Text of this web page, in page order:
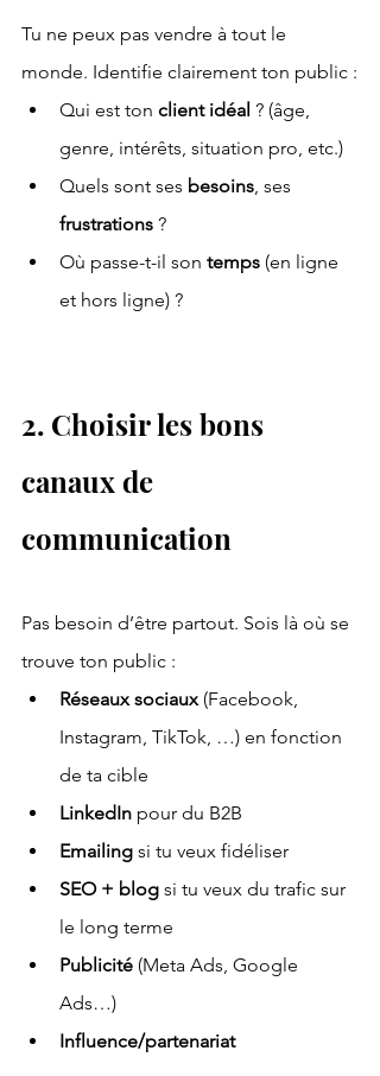
Tu ne peux pas vendre à tout le
monde. Identifie clairement ton public :
Qui est ton client idéal ? (âge,
genre, intérêts, situation pro, etc.)
Quels sont ses besoins, ses
frustrations ?
Où passe-t-il son temps (en ligne
et hors ligne) ?
2. Choisir les bons
canaux de
communication
Pas besoin d’être partout. Sois là où se
trouve ton public :
Réseaux sociaux (Facebook,
Instagram, TikTok, …) en fonction
de ta cible
LinkedIn pour du B2B
Emailing si tu veux fidéliser
SEO + blog si tu veux du trafic sur
le long terme
Publicité (Meta Ads, Google
Ads…)
Influence/partenariat